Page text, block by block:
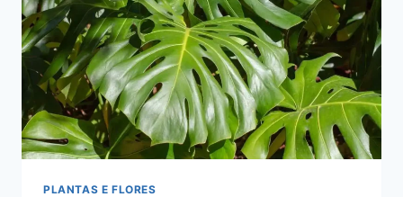
PLANTAS E FLORES